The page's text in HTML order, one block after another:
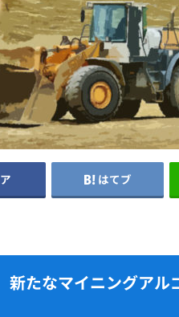
はてブ
新たなマイニングア